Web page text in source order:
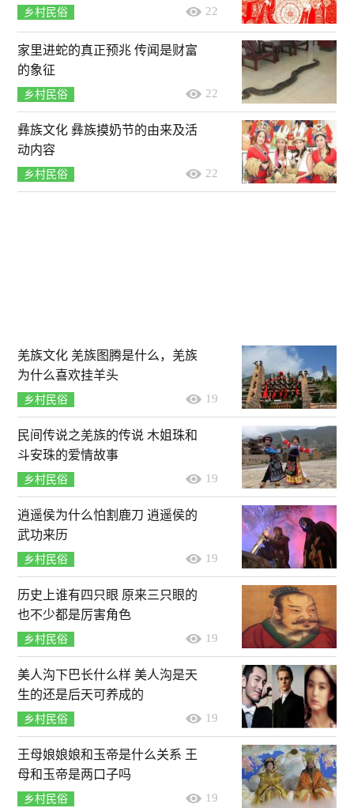
乡村民俗 22
家里进蛇的真正预兆 传闻是财富
的象征
乡村民俗 22
彝族文化 彝族摸奶节的由来及活
动内容
乡村民俗 22
羌族文化 羌族图腾是什么，羌族
为什么喜欢挂羊头
乡村民俗 19
民间传说之羌族的传说 木姐珠和
斗安珠的爱情故事
乡村民俗 19
逍遥侯为什么怕割鹿刀 逍遥侯的
武功来历
乡村民俗 19
历史上谁有四只眼 原来三只眼的
也不少都是厉害角色
乡村民俗 19
美人沟下巴长什么样 美人沟是天
生的还是后天可养成的
乡村民俗 19
王母娘娘娘和玉帝是什么关系 王
母和玉帝是两口子吗
乡村民俗 19